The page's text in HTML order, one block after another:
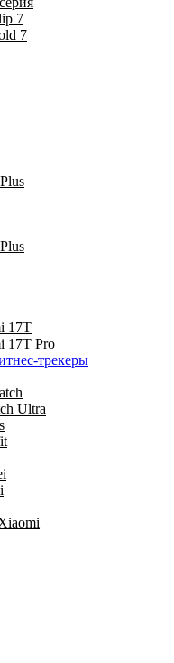
7
7
17Т
17Т Pro
трекеры
Ultra